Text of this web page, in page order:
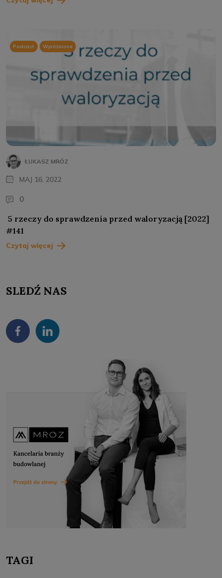
Podcast Wyróżnione
ŁUKASZ MRÓZ
MAJ 16, 2022
0
5 rzeczy do sprawdzenia przed waloryzacją [2022]
#141
Czytaj więcej
SLEDŹ NAS
TAGI